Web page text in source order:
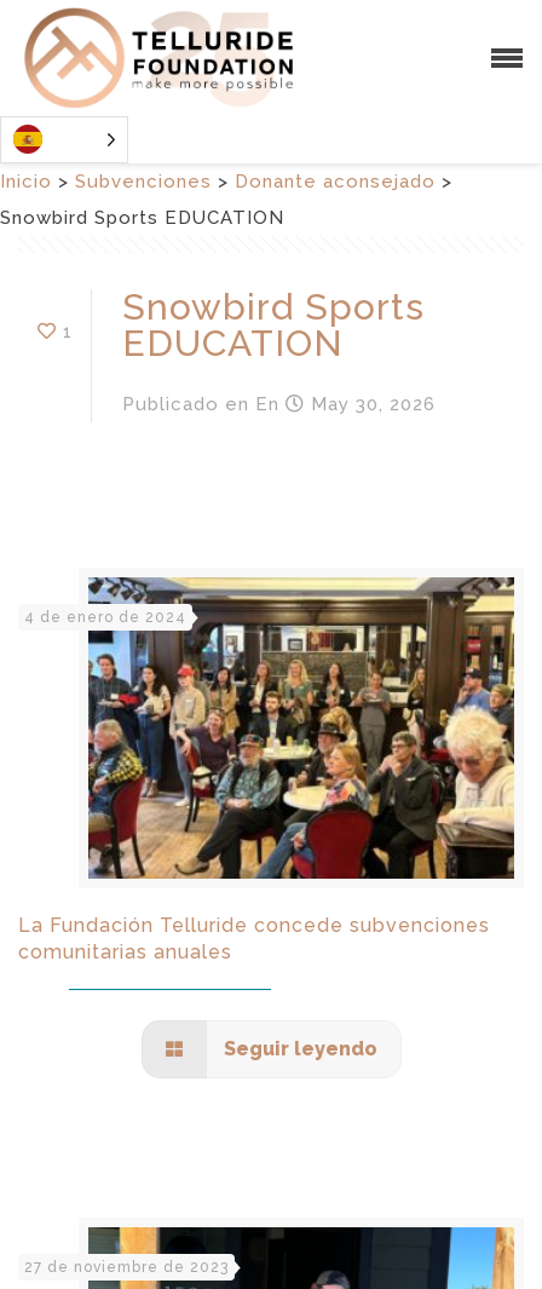
Inicio > Subvenciones > Donante aconsejado >
Snowbird Sports EDUCATION
1
Snowbird Sports
EDUCATION
Publicado en En May 30, 2026
4 de enero de 2024
La Fundación Telluride concede subvenciones
comunitarias anuales
Seguir leyendo
27 de noviembre de 2023